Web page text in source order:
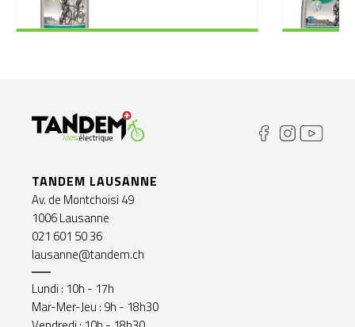
TANDEM LAUSANNE
Av. de Montchoisi 49
1006 Lausanne
021 601 50 36
lausanne@tandem.ch
Lundi : 10h - 17h
Mar-Mer-Jeu : 9h - 18h30